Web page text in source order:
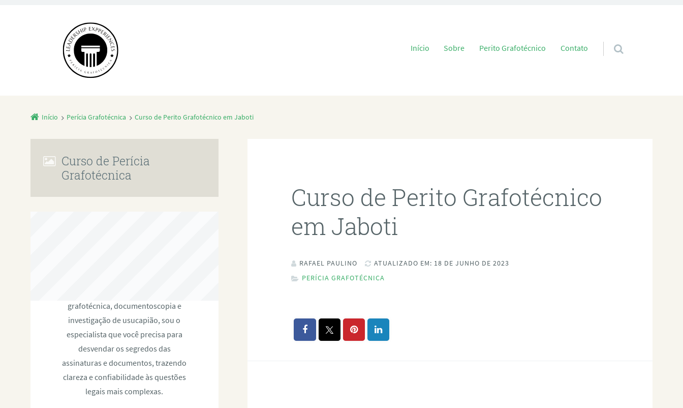
Pular para o conteúdo
Início Sobre Perito Grafotécnico Contato
Início Perícia Grafotécnica Curso de Perito Grafotécnico em Jaboti
Curso de Perito Grafotécnico
em Jaboti
RAFAEL PAULINO
ATUALIZADO EM: 18 DE JUNHO DE 2023
PERÍCIA GRAFOTÉCNICA
Curso de Perícia
Grafotécnica
grafotécnica, documentoscopia e
investigação de usucapião, sou o
especialista que você precisa para
desvendar os segredos das
assinaturas e documentos, trazendo
clareza e confiabilidade às questões
legais mais complexas.